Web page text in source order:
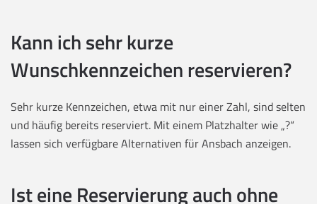
Kann ich sehr kurze
Wunschkennzeichen reservieren?
Sehr kurze Kennzeichen, etwa mit nur einer Zahl, sind selten
und häufig bereits reserviert. Mit einem Platzhalter wie „?“
lassen sich verfügbare Alternativen für Ansbach anzeigen.
Ist eine Reservierung auch ohne